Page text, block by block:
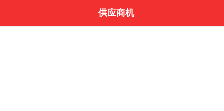
供应商机